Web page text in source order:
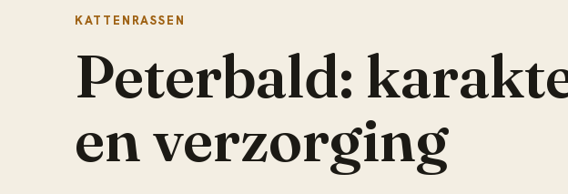
KATTENRASSEN
Peterbald:
en verzorging